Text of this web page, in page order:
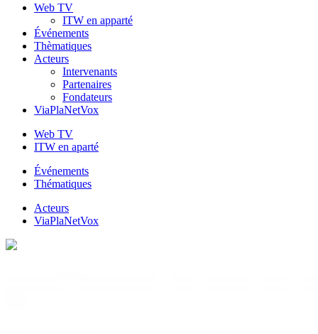
Web TV
ITW en apparté
Événements
Thèmatiques
Acteurs
Intervenants
Partenaires
Fondateurs
ViaPlaNetVox
Web TV
ITW en aparté
Événements
Thématiques
Acteurs
ViaPlaNetVox